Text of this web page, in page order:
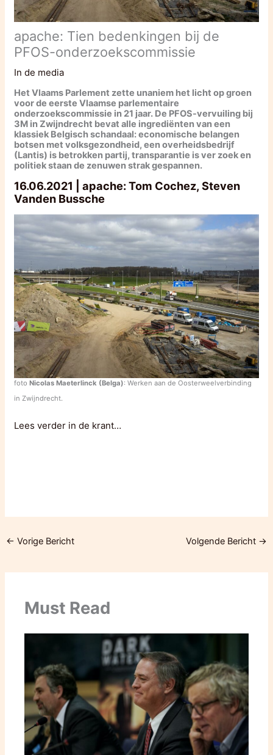
apache: Tien bedenkingen bij de
PFOS-onderzoekscommissie
In de media
Het Vlaams Parlement zette unaniem het licht op groen
voor de eerste Vlaamse parlementaire
onderzoekscommissie in 21 jaar. De PFOS-vervuiling bij
3M in Zwijndrecht bevat alle ingrediënten van een
klassiek Belgisch schandaal: economische belangen
botsen met volksgezondheid, een overheidsbedrijf
(Lantis) is betrokken partij, transparantie is ver zoek en
politiek staan de zenuwen strak gespannen.
16.06.2021 | apache: Tom Cochez, Steven
Vanden Bussche
foto Nicolas Maeterlinck (Belga): Werken aan de Oosterweelverbinding
in Zwijndrecht.
Lees verder in de krant…
← Vorige Bericht Volgende Bericht →
Must Read